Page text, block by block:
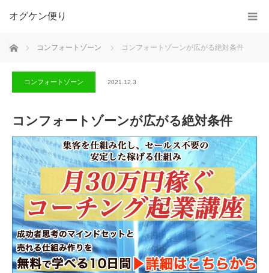
オグケン便り
ホーム コンフォートゾーン コンフォートゾーンが広がる絶対条件
コンフォートゾーン 2021.12.3
コンフォートゾーンが広がる絶対条件